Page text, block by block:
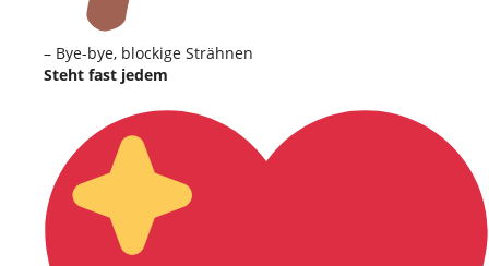
– Bye-bye, blockige Strähnen
Steht fast jedem